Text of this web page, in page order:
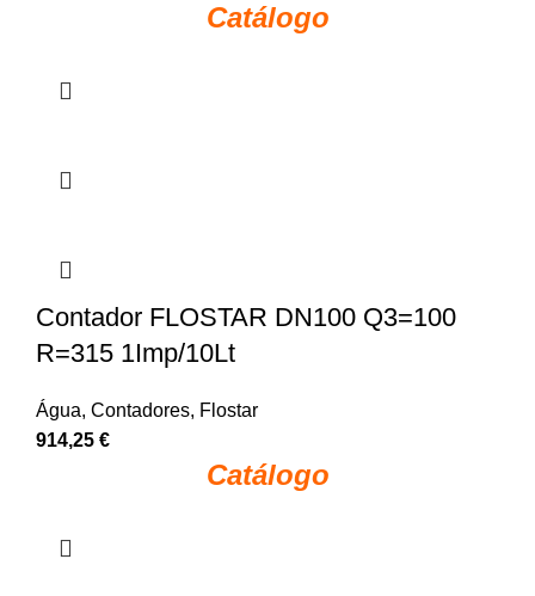
Catálogo
Contador FLOSTAR DN100 Q3=100
R=315 1Imp/10Lt
Água, Contadores, Flostar
914,25 €
Catálogo